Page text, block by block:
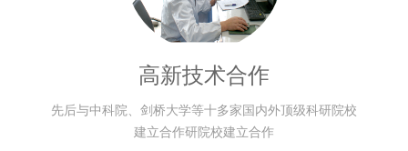
高新技术合作
先后与中科院、剑桥大学等十多家国内外顶级科研院校
建立合作研院校建立合作